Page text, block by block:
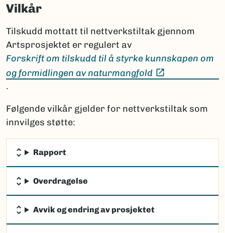
Vilkår
Tilskudd mottatt til nettverkstiltak gjennom
Artsprosjektet er regulert av
Forskrift om tilskudd til å styrke kunnskapen om
og formidlingen av naturmangfold
.
Følgende vilkår gjelder for nettverkstiltak som
innvilges støtte:
Rapport
Overdragelse
Avvik og endring av prosjektet